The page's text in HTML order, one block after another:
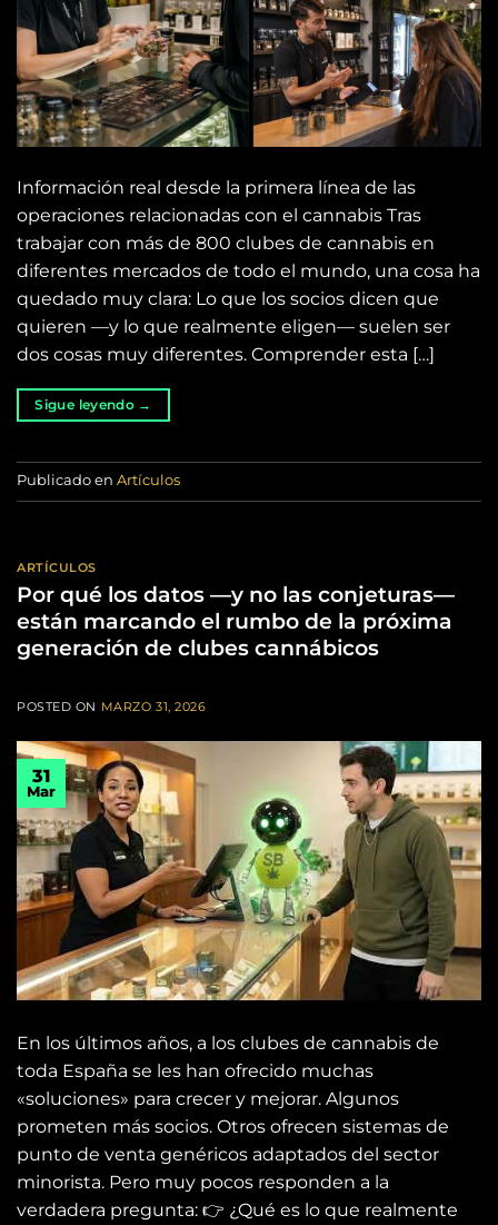
Información real desde la primera línea de las
operaciones relacionadas con el cannabis Tras
trabajar con más de 800 clubes de cannabis en
diferentes mercados de todo el mundo, una cosa ha
quedado muy clara: Lo que los socios dicen que
quieren —y lo que realmente eligen— suelen ser
dos cosas muy diferentes. Comprender esta […]
Sigue leyendo →
Publicado en Artículos
ARTÍCULOS
Por qué los datos —y no las conjeturas—
están marcando el rumbo de la próxima
generación de clubes cannábicos
POSTED ON MARZO 31, 2026
31
Mar
En los últimos años, a los clubes de cannabis de
toda España se les han ofrecido muchas
«soluciones» para crecer y mejorar. Algunos
prometen más socios. Otros ofrecen sistemas de
punto de venta genéricos adaptados del sector
minorista. Pero muy pocos responden a la
verdadera pregunta: 👉 ¿Qué es lo que realmente